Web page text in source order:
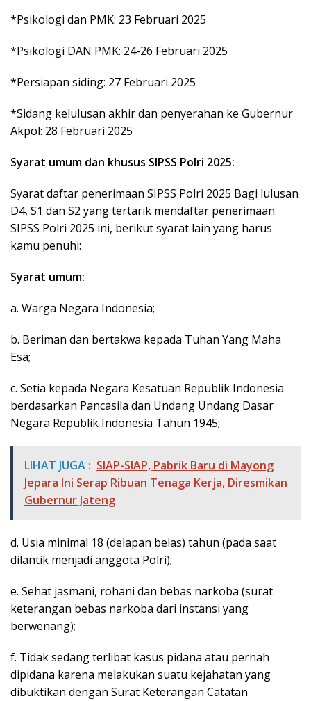
*Psikologi dan PMK: 23 Februari 2025
*Psikologi DAN PMK: 24-26 Februari 2025
*Persiapan siding: 27 Februari 2025
*Sidang kelulusan akhir dan penyerahan ke Gubernur
Akpol: 28 Februari 2025
Syarat umum dan khusus SIPSS Polri 2025:
Syarat daftar penerimaan SIPSS Polri 2025 Bagi lulusan
D4, S1 dan S2 yang tertarik mendaftar penerimaan
SIPSS Polri 2025 ini, berikut syarat lain yang harus
kamu penuhi:
Syarat umum:
a. Warga Negara Indonesia;
b. Beriman dan bertakwa kepada Tuhan Yang Maha
Esa;
c. Setia kepada Negara Kesatuan Republik Indonesia
berdasarkan Pancasila dan Undang Undang Dasar
Negara Republik Indonesia Tahun 1945;
LIHAT JUGA : SIAP-SIAP, Pabrik Baru di Mayong
Jepara Ini Serap Ribuan Tenaga Kerja, Diresmikan
Gubernur Jateng
d. Usia minimal 18 (delapan belas) tahun (pada saat
dilantik menjadi anggota Polri);
e. Sehat jasmani, rohani dan bebas narkoba (surat
keterangan bebas narkoba dari instansi yang
berwenang);
f. Tidak sedang terlibat kasus pidana atau pernah
dipidana karena melakukan suatu kejahatan yang
dibuktikan dengan Surat Keterangan Catatan